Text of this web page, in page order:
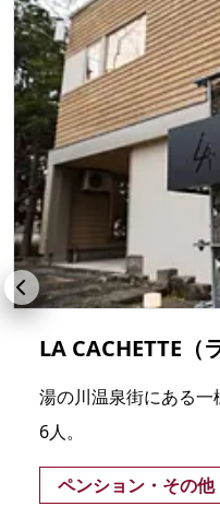
LA CACHETTE（
湯の川温泉街にある
6人。
ペンション・その他